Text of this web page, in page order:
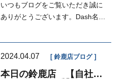
いつもブログをご覧いただき誠に
ありがとうございます。Dash名古
2024.04.07 鈴鹿店ブログ
本日の鈴鹿店 【自社ロ